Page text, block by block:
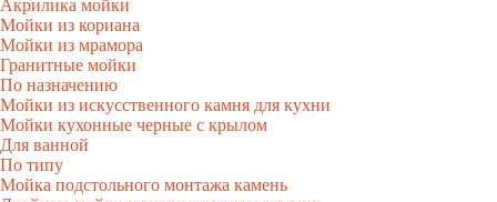
Акрилика мойки
Мойки из кориана
Мойки из мрамора
Гранитные мойки
По назначению
Мойки из искусственного камня для кухни
Мойки кухонные черные с крылом
Для ванной
По типу
Мойка подстольного монтажа камень